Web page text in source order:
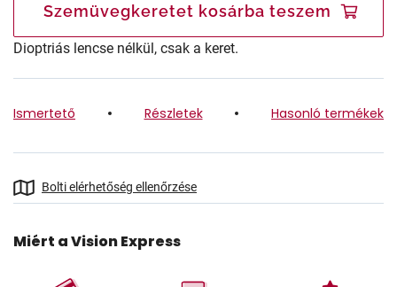
Szemüvegkeretet kosárba teszem
Dioptriás lencse nélkül, csak a keret.
Ismertető Részletek Hasonló termékek
Bolti elérhetőség ellenőrzése
Miért a Vision Express